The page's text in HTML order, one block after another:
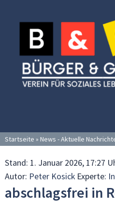
Inhalt
springen
Startseite » News - Aktuelle
Stand: 1. Januar 2026, 17:27
Autor: Peter Kosick Experte:
abschlagsfrei in